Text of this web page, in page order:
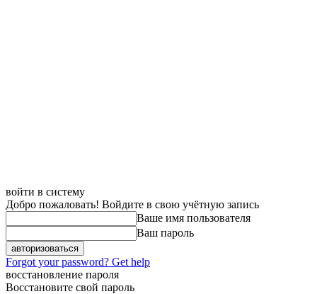
войти в систему
Добро пожаловать! Войдите в свою учётную запись
Ваше имя пользователя
Ваш пароль
Forgot your password? Get help
восстановление пароля
Восстановите свой пароль